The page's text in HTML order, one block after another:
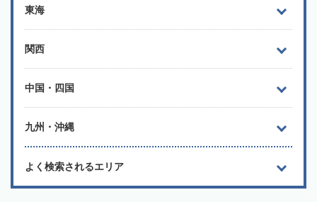
東海
関西
中国・四国
九州・沖縄
よく検索されるエリア